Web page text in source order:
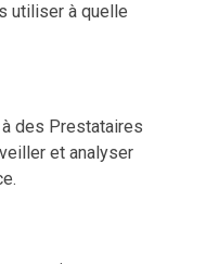
utiliser à quelle
des Prestataires
et analyser